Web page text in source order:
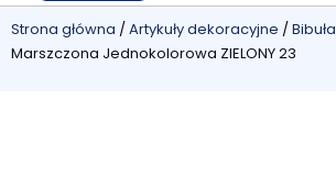
Strona główna /Artykuły dekoracyjne /Bibuła
Marszczona Jednokolorowa ZIELONY 23